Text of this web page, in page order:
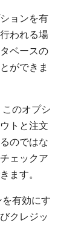
ョンを有
われる場
ベースの
ができま
このオプシ
トと注文
のではな
ェックア
ます。
有効にす
クレジッ